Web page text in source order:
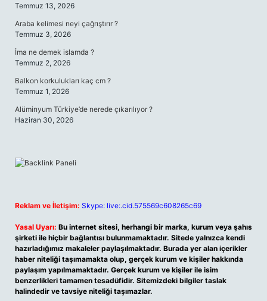
Temmuz 13, 2026
Araba kelimesi neyi çağrıştırır ?
Temmuz 3, 2026
İma ne demek islamda ?
Temmuz 2, 2026
Balkon korkulukları kaç cm ?
Temmuz 1, 2026
Alüminyum Türkiye’de nerede çıkarılıyor ?
Haziran 30, 2026
Reklam ve İletişim: Skype: live:.cid.575569c608265c69
Yasal Uyarı: Bu internet sitesi, herhangi bir marka, kurum veya şahıs
şirketi ile hiçbir bağlantısı bulunmamaktadır. Sitede yalnızca kendi
hazırladığımız makaleler paylaşılmaktadır. Burada yer alan içerikler
haber niteliği taşımamakta olup, gerçek kurum ve kişiler hakkında
paylaşım yapılmamaktadır. Gerçek kurum ve kişiler ile isim
benzerlikleri tamamen tesadüfidir. Sitemizdeki bilgiler taslak
halindedir ve tavsiye niteliği taşımazlar.